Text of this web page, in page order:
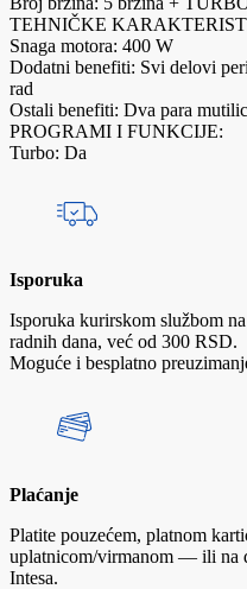
TEHNIČKE
Snaga motora: 400 W
Dodatni benefiti: Svi delovi
rad
Ostali benefiti: Dva para
PROGRAMI I FUNKCIJE:
Turbo: Da
Isporuka
Isporuka kurirskom službom
radnih dana, već od 300 RSD.
Moguće i besplatno
Plaćanje
Platite pouzećem, platnom
uplatnicom/virmanom — ili na
Intesa.